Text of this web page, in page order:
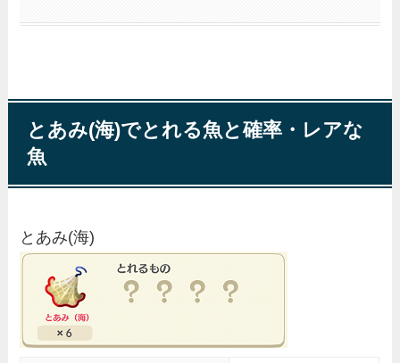
とあみ(海)でとれる魚と確率・レアな
魚
とあみ(海)